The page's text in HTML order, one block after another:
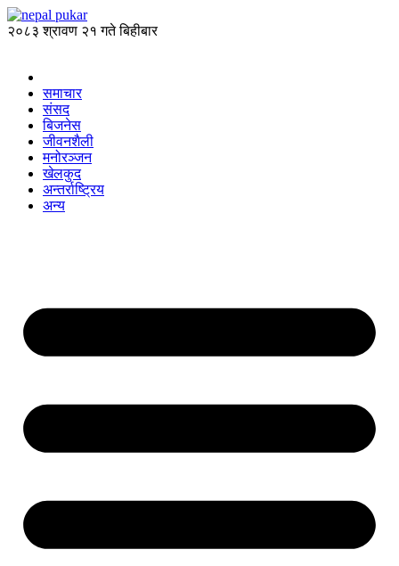
२०८३ श्रावण २१ गते बिहीबार
समाचार
संसद
बिजनेस
जीवनशैली
मनोरञ्जन
खेलकुद
अन्तर्राष्ट्रिय
अन्य